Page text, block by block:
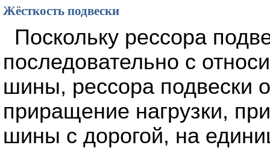
Жёсткость подвески
Поскольку рессора
последовательно с
шины, рессора подвески
приращение нагрузки,
шины с дорогой, на